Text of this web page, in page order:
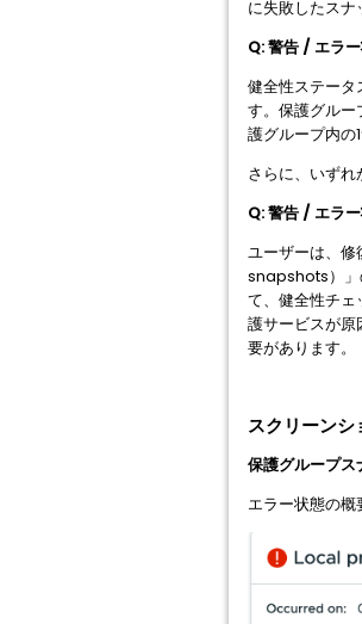
に失敗したスナ
Q: 警告 / エラ
健全性ステータ
す。保護グルー
護グループ内の
さらに、いず
Q: 警告 / エラ
ユーザーは、
snapshots）」
て、健全性チェ
護サービスが
要があります。
スクリーンシ
保護グループ
エラー状態の概